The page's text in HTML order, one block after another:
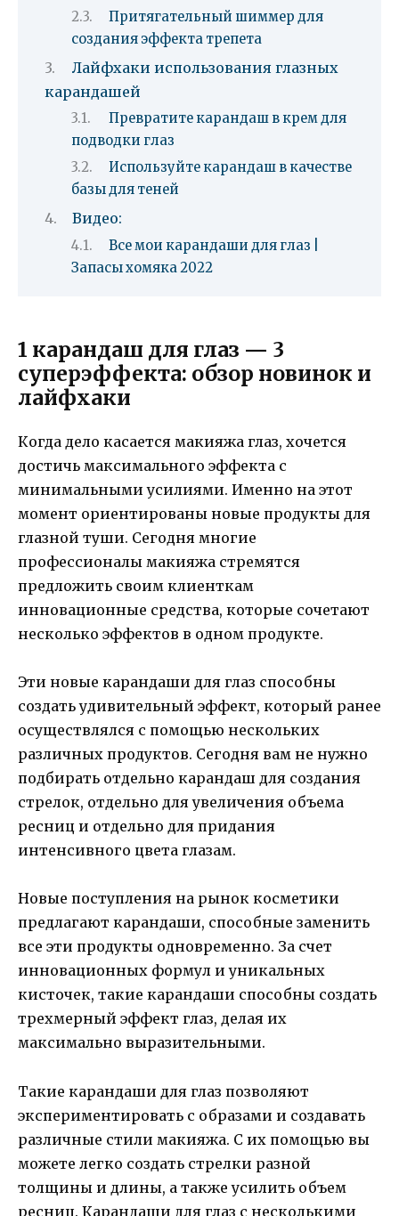
Притягательный шиммер для
создания эффекта трепета
Лайфхаки использования глазных
карандашей
Превратите карандаш в крем для
подводки глаз
Используйте карандаш в качестве
базы для теней
Видео:
Все мои карандаши для глаз |
Запасы хомяка 2022
1 карандаш для глаз — 3
суперэффекта: обзор новинок и
лайфхаки
Когда дело касается макияжа глаз, хочется
достичь максимального эффекта с
минимальными усилиями. Именно на этот
момент ориентированы новые продукты для
глазной туши. Сегодня многие
профессионалы макияжа стремятся
предложить своим клиенткам
инновационные средства, которые сочетают
несколько эффектов в одном продукте.
Эти новые карандаши для глаз способны
создать удивительный эффект, который ранее
осуществлялся с помощью нескольких
различных продуктов. Сегодня вам не нужно
подбирать отдельно карандаш для создания
стрелок, отдельно для увеличения объема
ресниц и отдельно для придания
интенсивного цвета глазам.
Новые поступления на рынок косметики
предлагают карандаши, способные заменить
все эти продукты одновременно. За счет
инновационных формул и уникальных
кисточек, такие карандаши способны создать
трехмерный эффект глаз, делая их
максимально выразительными.
Такие карандаши для глаз позволяют
экспериментировать с образами и создавать
различные стили макияжа. С их помощью вы
можете легко создать стрелки разной
толщины и длины, а также усилить объем
ресниц. Карандаши для глаз с несколькими